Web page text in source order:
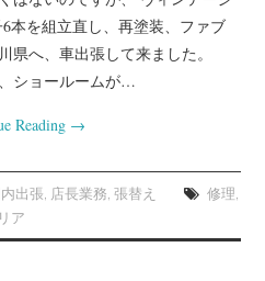
本を組立直し、再塗装、ファブ
県へ、車出張して来ました。
ショールームが…
Reading →
出張 店長業務 張替え 修理
ア